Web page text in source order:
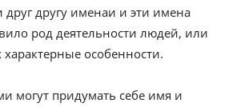
другу именаи и эти имена
род деятельности людей, или
особенности.
могут придумать себе имя и